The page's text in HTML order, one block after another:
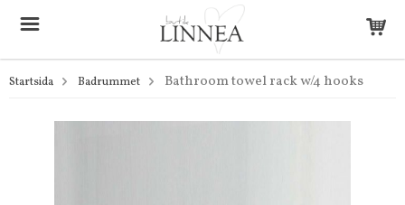
Startsida Badrummet Bathroom towel rack w/4 hooks